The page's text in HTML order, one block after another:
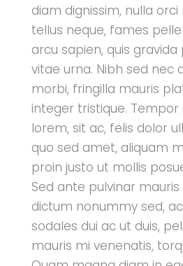
diam dignissim, nulla
tellus neque, fames
arcu sapien, quis
vitae urna. Nibh sed nec
morbi, fringilla mauris
integer tristique.
lorem, sit ac, felis dolor
quo sed amet, aliquam
proin justo ut mollis
Sed ante pulvinar mauris
dictum nonummy sed,
sodales dui ac ut duis,
mauris mi venenatis,